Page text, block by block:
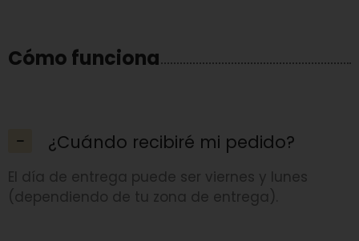
Cómo funciona
¿Cuándo recibiré mi pedido?
El día de entrega puede ser viernes y lunes
(dependiendo de tu zona de entrega).